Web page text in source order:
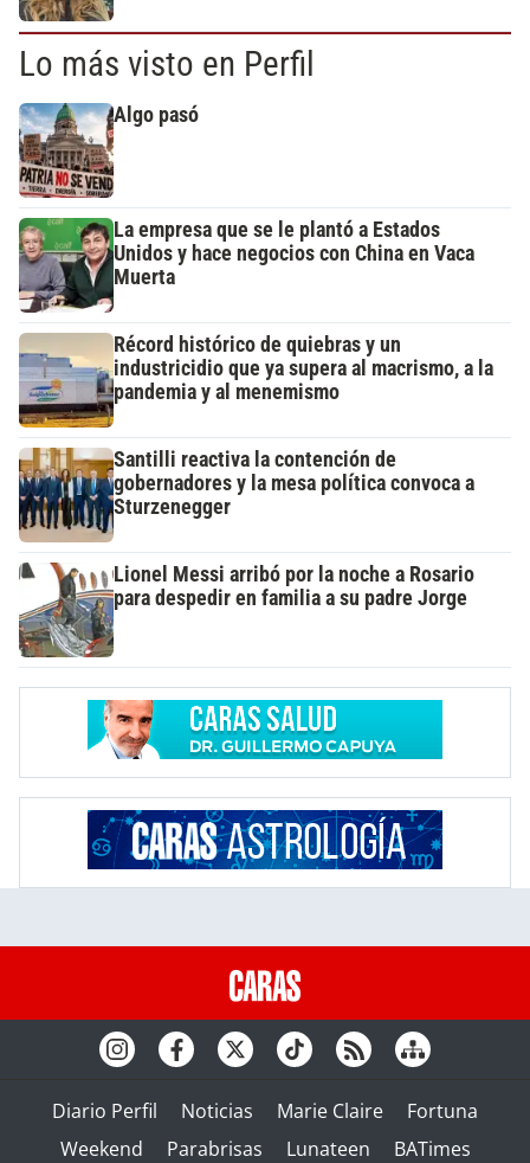
Lo más visto en Perfil
Algo pasó
La empresa que se le plantó a Estados
Unidos y hace negocios con China en Vaca
Muerta
Récord histórico de quiebras y un
industricidio que ya supera al macrismo, a la
pandemia y al menemismo
Santilli reactiva la contención de
gobernadores y la mesa política convoca a
Sturzenegger
Lionel Messi arribó por la noche a Rosario
para despedir en familia a su padre Jorge
Diario Perfil Noticias Marie Claire
Fortuna
Weekend
Parabrisas Lunateen BATimes